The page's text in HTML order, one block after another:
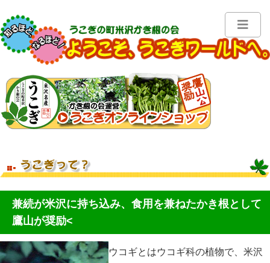
兼続が米沢に持ち込み、食用を兼ねたかき根として
鷹山が奨励<
ウコギとはウコギ科の植物で、米沢